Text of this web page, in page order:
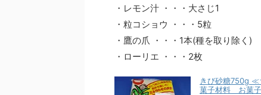
・レモン汁 ・・・大さじ1
・粒コショウ ・・・5粒
・鷹の爪 ・・・1本(種を取り除く)
・ローリエ ・・・2枚
きび砂糖750g
菓子材料 お菓子